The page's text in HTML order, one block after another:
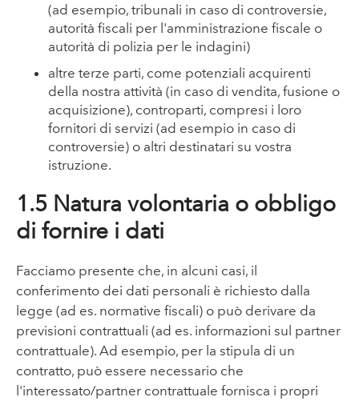
(ad esempio, tribunali in caso di controversie,
autorità fiscali per l'amministrazione fiscale o
autorità di polizia per le indagini)
altre terze parti, come potenziali acquirenti
della nostra attività (in caso di vendita, fusione o
acquisizione), controparti, compresi i loro
fornitori di servizi (ad esempio in caso di
controversie) o altri destinatari su vostra
istruzione.
1.5 Natura volontaria o obbligo
di fornire i dati
Facciamo presente che, in alcuni casi, il
conferimento dei dati personali è richiesto dalla
legge (ad es. normative fiscali) o può derivare da
previsioni contrattuali (ad es. informazioni sul partner
contrattuale). Ad esempio, per la stipula di un
contratto, può essere necessario che
l'interessato/partner contrattuale fornisca i propri